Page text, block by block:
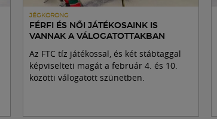
JÉGKORONG
FÉRFI ÉS NŐI JÁTÉKOSAINK IS
VANNAK A VÁLOGATOTTAKBAN
Az FTC tíz játékossal, és két stábtaggal
képviselteti magát a február 4. és 10.
közötti válogatott szünetben.